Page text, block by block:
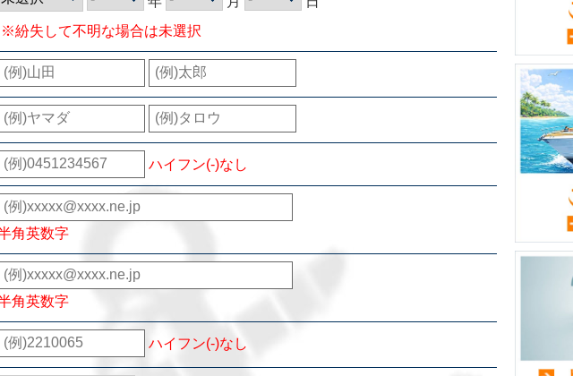
※紛失して不明な場合は未選択
ハイフン(-)なし
角英数字
角英数字
ハイフン(-)なし